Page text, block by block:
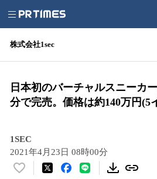
株式会社1sec
日本初のバーチャルスニーカ
分で完売。価格は約140万円(5
1SEC
2021年4月23日 08時00分
い